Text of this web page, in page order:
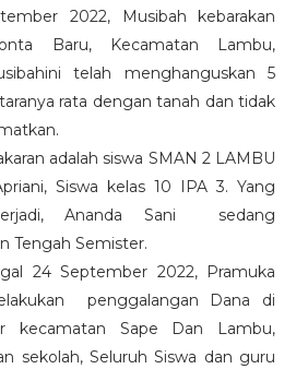
2022, Musibah kebarakan
Baru, Kecamatan Lambu,
telah menghanguskan 5
rata dengan tanah dan tidak
adalah siswa SMAN 2 LAMBU
Siswa kelas 10 IPA 3. Yang
Ananda Sani sedang
Tengah Semister.
24 September 2022, Pramuka
penggalangan Dana di
kecamatan Sape Dan Lambu,
sekolah, Seluruh Siswa dan guru